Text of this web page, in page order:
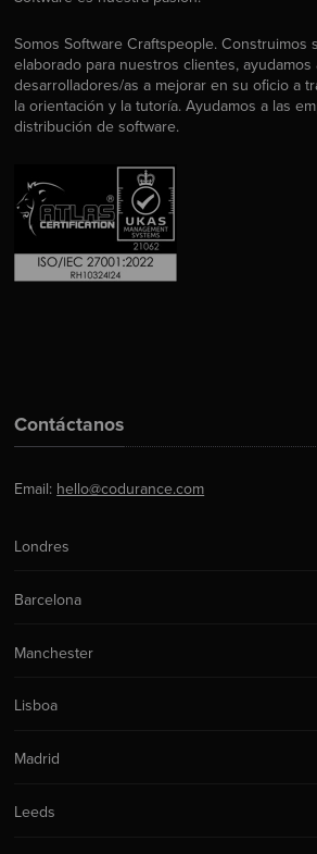
Somos Software Craftspeople. Construimos
elaborado para nuestros clientes, ayudamos
desarrolladores/as a mejorar en su oficio a
la orientación y la tutoría. Ayudamos a las
distribución de software.
Contáctanos
Email: hello@codurance.com
Londres
Barcelona
Manchester
Lisboa
Madrid
Leeds